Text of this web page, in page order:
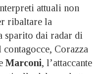
attuali non
ribaltare la
sparito dai radar di
Corazza
Marconi, l’attaccante